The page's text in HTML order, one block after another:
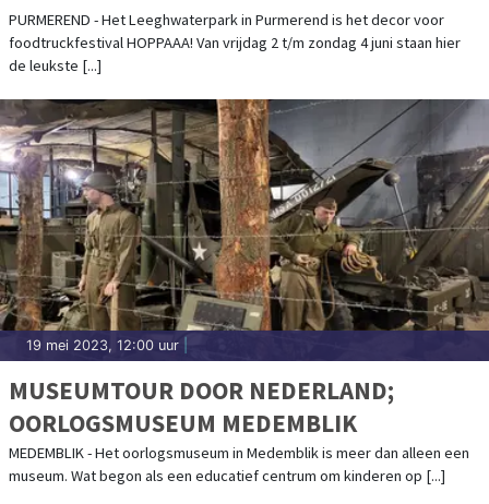
PURMEREND - Het Leeghwaterpark in Purmerend is het decor voor
foodtruckfestival HOPPAAA! Van vrijdag 2 t/m zondag 4 juni staan hier
de leukste [...]
19 mei 2023, 12:00 uur
MUSEUMTOUR DOOR NEDERLAND;
OORLOGSMUSEUM MEDEMBLIK
MEDEMBLIK - Het oorlogsmuseum in Medemblik is meer dan alleen een
museum. Wat begon als een educatief centrum om kinderen op [...]